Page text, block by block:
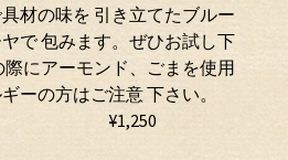
材の味を 引き立てたブルー
で 包みます。ぜひお試し下
にアーモンド、ごまを使用
ーの方はご注意 下さい。